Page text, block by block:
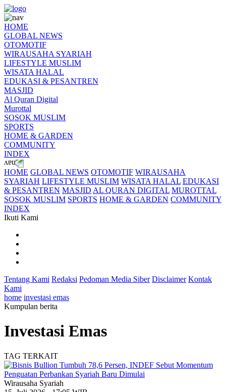
HOME
GLOBAL NEWS
OTOMOTIF
WIRAUSAHA SYARIAH
LIFESTYLE MUSLIM
WISATA HALAL
EDUKASI & PESANTREN
MASJID
Al Quran Digital
Murottal
SOSOK MUSLIM
SPORTS
HOME & GARDEN
COMMUNITY
INDEX
HOME GLOBAL NEWS OTOMOTIF WIRAUSAHA
SYARIAH LIFESTYLE MUSLIM WISATA HALAL EDUKASI
& PESANTREN MASJID AL QURAN DIGITAL MUROTTAL
SOSOK MUSLIM SPORTS HOME & GARDEN COMMUNITY
INDEX
Ikuti Kami
Tentang Kami Redaksi Pedoman Media Siber Disclaimer Kontak
Kami
home investasi emas
Kumpulan berita
Investasi Emas
TAG TERKAIT
Wirausaha Syariah